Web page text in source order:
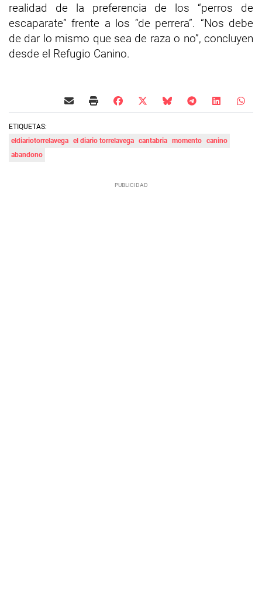
realidad de la preferencia de los “perros de
escaparate” frente a los “de perrera”. “Nos debe
de dar lo mismo que sea de raza o no”, concluyen
desde el Refugio Canino.
ETIQUETAS:
eldiariotorrelavega el diario torrelavega cantabria momento canino
abandono